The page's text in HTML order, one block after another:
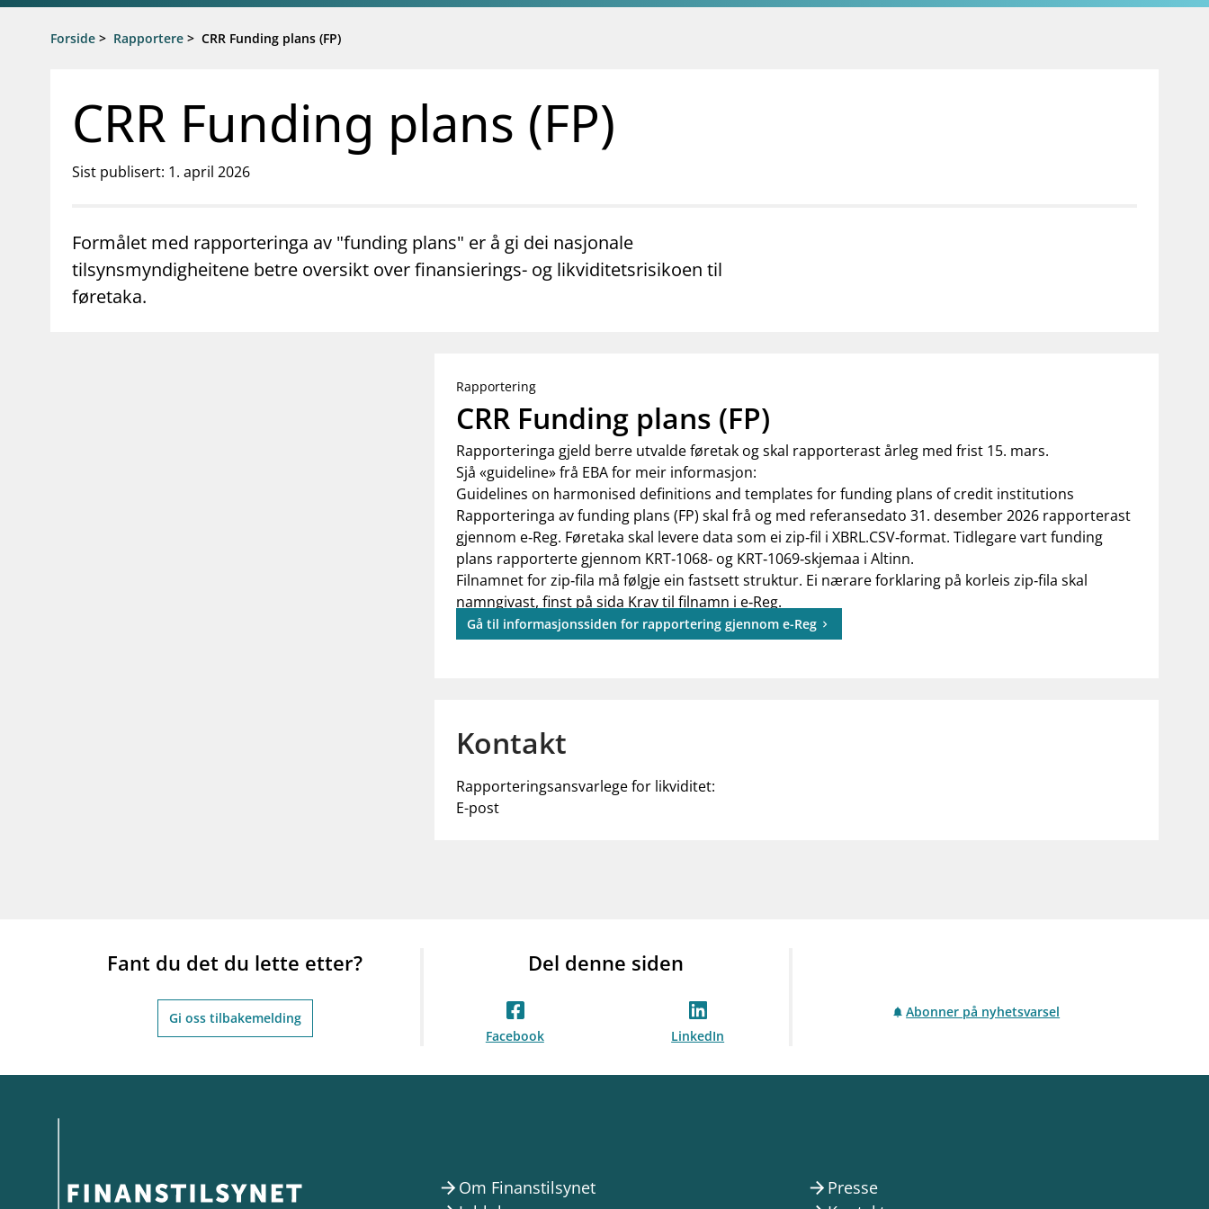
Gå til hovedinnhold
Gå til søkesiden
Forside > Rapportere > CRR Funding plans (FP)
CRR Funding plans (FP)
Sist publisert: 1. april 2026
Formålet med rapporteringa av "funding plans" er å gi dei nasjonale
tilsynsmyndigheitene betre oversikt over finansierings- og likviditetsrisikoen til
føretaka.
Rapportering
CRR Funding plans (FP)
Rapporteringa gjeld berre utvalde føretak og skal rapporterast årleg med frist 15. mars.
Sjå «guideline» frå EBA for meir informasjon:
Guidelines on harmonised definitions and templates for funding plans of credit institutions
Rapporteringa av funding plans (FP) skal frå og med referansedato 31. desember 2026 rapporterast
gjennom e‑Reg. Føretaka skal levere data som ei zip‑fil i XBRL.CSV‑format. Tidlegare vart funding
plans rapporterte gjennom KRT‑1068‑ og KRT‑1069‑skjemaa i Altinn.
Filnamnet for zip‑fila må følgje ein fastsett struktur. Ei nærare forklaring på korleis zip‑fila skal
namngivast, finst på sida Krav til filnamn i e‑Reg.
Gå til informasjonssiden for rapportering gjennom e-Reg
Kontakt
Rapporteringsansvarlege for likviditet:
E-post
Fant du det du lette etter?
Gi oss tilbakemelding
Del denne siden
Facebook LinkedIn
Abonner på nyhetsvarsel
arrow_forward Om Finanstilsynet arrow_forward Presse